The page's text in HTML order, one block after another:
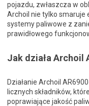
pojazdu, zwłaszcza w
Archoil nie tylko smaruje
systemy paliwowe z
prawidłowego
Jak działa Archoil
Działanie Archoil
licznych składników,
poprawiające jakość